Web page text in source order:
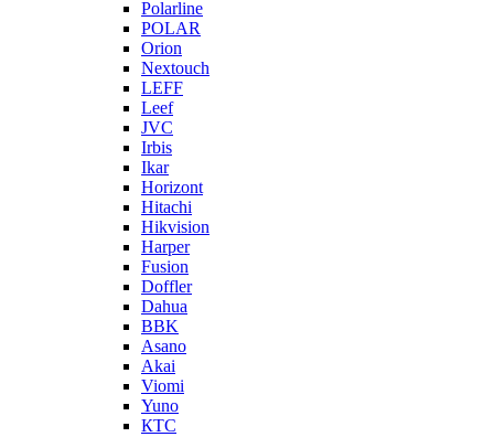
Polarline
POLAR
Orion
Nextouch
LEFF
Leef
JVC
Irbis
Ikar
Horizont
Hitachi
Hikvision
Harper
Fusion
Doffler
Dahua
BBK
Asano
Akai
Viomi
Yuno
КТС